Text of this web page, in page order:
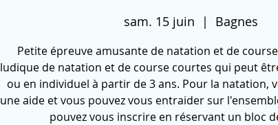
sam. 15 juin
  |
Bagnes
Petite épreuve amusante de natation et de
ludique de natation et de course courtes qui peut
ou en individuel à partir de 3 ans. Pour la natation,
une aide et vous pouvez vous entraider sur
pouvez vous inscrire en réservant un bloc